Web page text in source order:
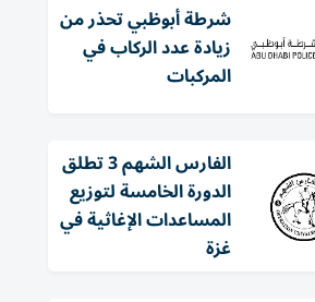
شرطة أبوظبي تحذر من
زيادة عدد الركاب في
المركبات
الفارس الشهم 3 تطلق
الدورة الخامسة لتوزيع
المساعدات الإغاثية في
غزة